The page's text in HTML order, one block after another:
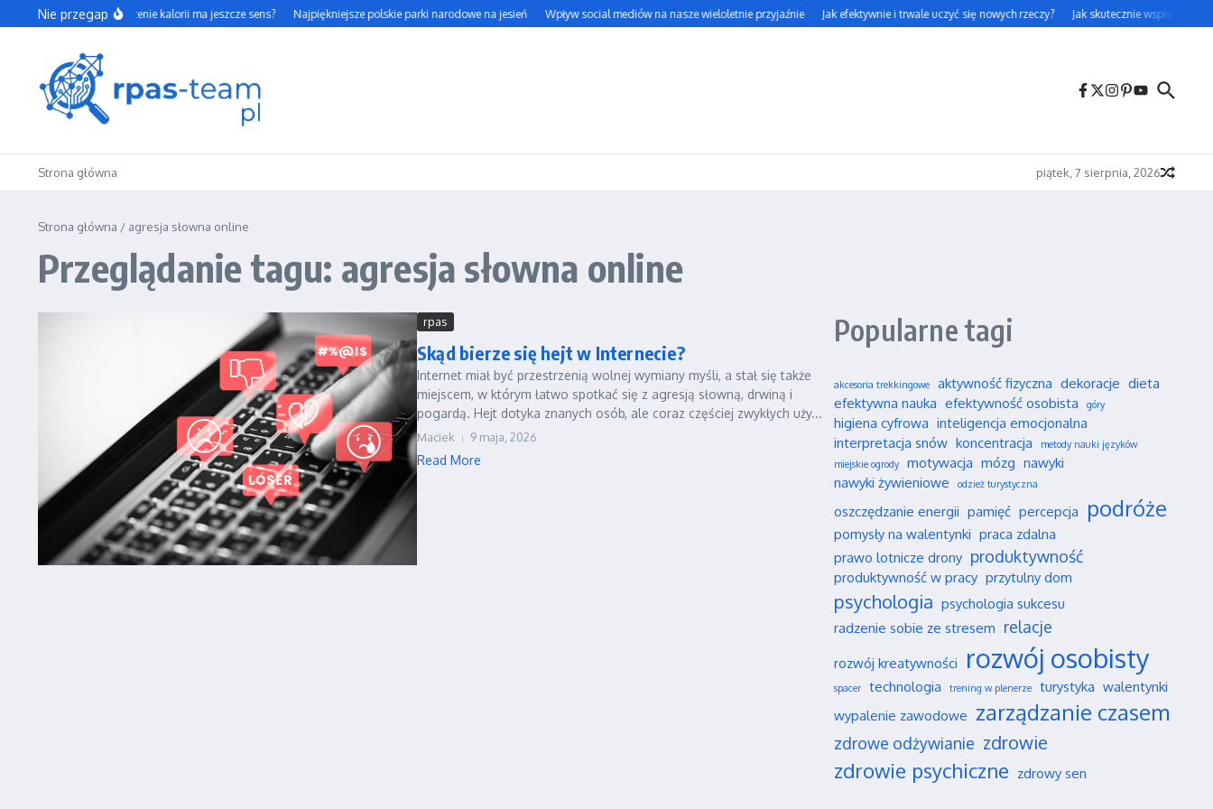
Przejdź do treści
Nie przegap
Czy codzienne liczenie kalorii ma jeszcze sens? Najpiękniejsze polskie parki narodowe na jesień Wpływ social mediów na nasze wieloletnie przyjaźnie Jak efektywnie i trwale uczyć się nowych rzeczy? Jak skutecznie wspierać
Strona główna piątek, 7 sierpnia, 2026
Strona główna / agresja słowna online
Przeglądanie tagu: agresja słowna online
rpas
Skąd bierze się hejt w Internecie?
Internet miał być przestrzenią wolnej wymiany myśli, a stał się także
miejscem, w którym łatwo spotkać się z agresją słowną, drwiną i
pogardą. Hejt dotyka znanych osób, ale coraz częściej zwykłych uży...
Maciek 9 maja, 2026
Read More
Popularne tagi
akcesoria trekkingowe aktywność fizyczna dekoracje dieta
efektywna nauka efektywność osobista góry
higiena cyfrowa inteligencja emocjonalna
interpretacja snów koncentracja
metody nauki języków
miejskie ogrody
motywacja mózg nawyki
nawyki żywieniowe
odzież turystyczna
oszczędzanie energii pamięć percepcja podróże
pomysły na walentynki praca zdalna
prawo lotnicze drony produktywność
produktywność w pracy przytulny dom
psychologia psychologia sukcesu
radzenie sobie ze stresem relacje
rozwój kreatywności rozwój osobisty
spacer technologia trening w plenerze turystyka walentynki
wypalenie zawodowe zarządzanie czasem
zdrowe odżywianie zdrowie
zdrowie psychiczne zdrowy sen